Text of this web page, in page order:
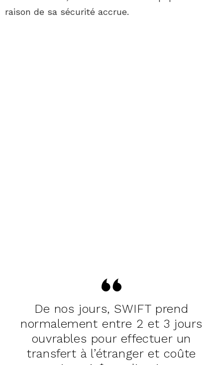
raison de sa sécurité accrue.
De nos jours, SWIFT prend
normalement entre 2 et 3 jours
ouvrables pour effectuer un
transfert à l’étranger et coûte